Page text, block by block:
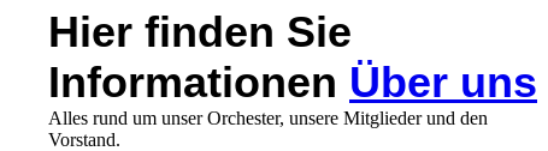
Hier finden Sie
Informationen Über uns
Alles rund um unser Orchester, unsere Mitglieder und den
Vorstand.